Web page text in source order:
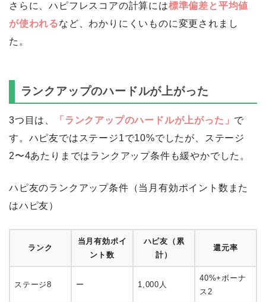
さらに、ハピフレスコアの計算には標準偏差と平均値
が使われるなど、わかりにくいものに変更されまし
た。
ランクアップのハードルが上がった
3つ目は、 「ランクアップのハードルが上がった」 で
す。ハピ友ではステージ1で10%でしたが、ステージ
2〜4あたりまではランクアップ条件も緩やかでした。
ハピ友のランクアップ条件（当月有効ポイント数また
はハピ友）
ランク
当月有効ポイ
ント数
ハピ友（累
計）
還元率
ステージ8 ー 1,000人
40%+ボーナ
ス2